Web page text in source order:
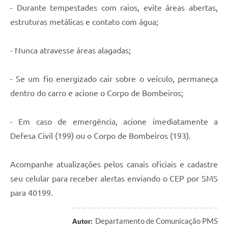
- Durante tempestades com raios, evite áreas abertas,
estruturas metálicas e contato com água;
- Nunca atravesse áreas alagadas;
- Se um fio energizado cair sobre o veículo, permaneça
dentro do carro e acione o Corpo de Bombeiros;
- Em caso de emergência, acione imediatamente a
Defesa Civil (199) ou o Corpo de Bombeiros (193).
Acompanhe atualizações pelos canais oficiais e cadastre
seu celular para receber alertas enviando o CEP por SMS
para 40199.
Autor: Departamento de Comunicação PMS